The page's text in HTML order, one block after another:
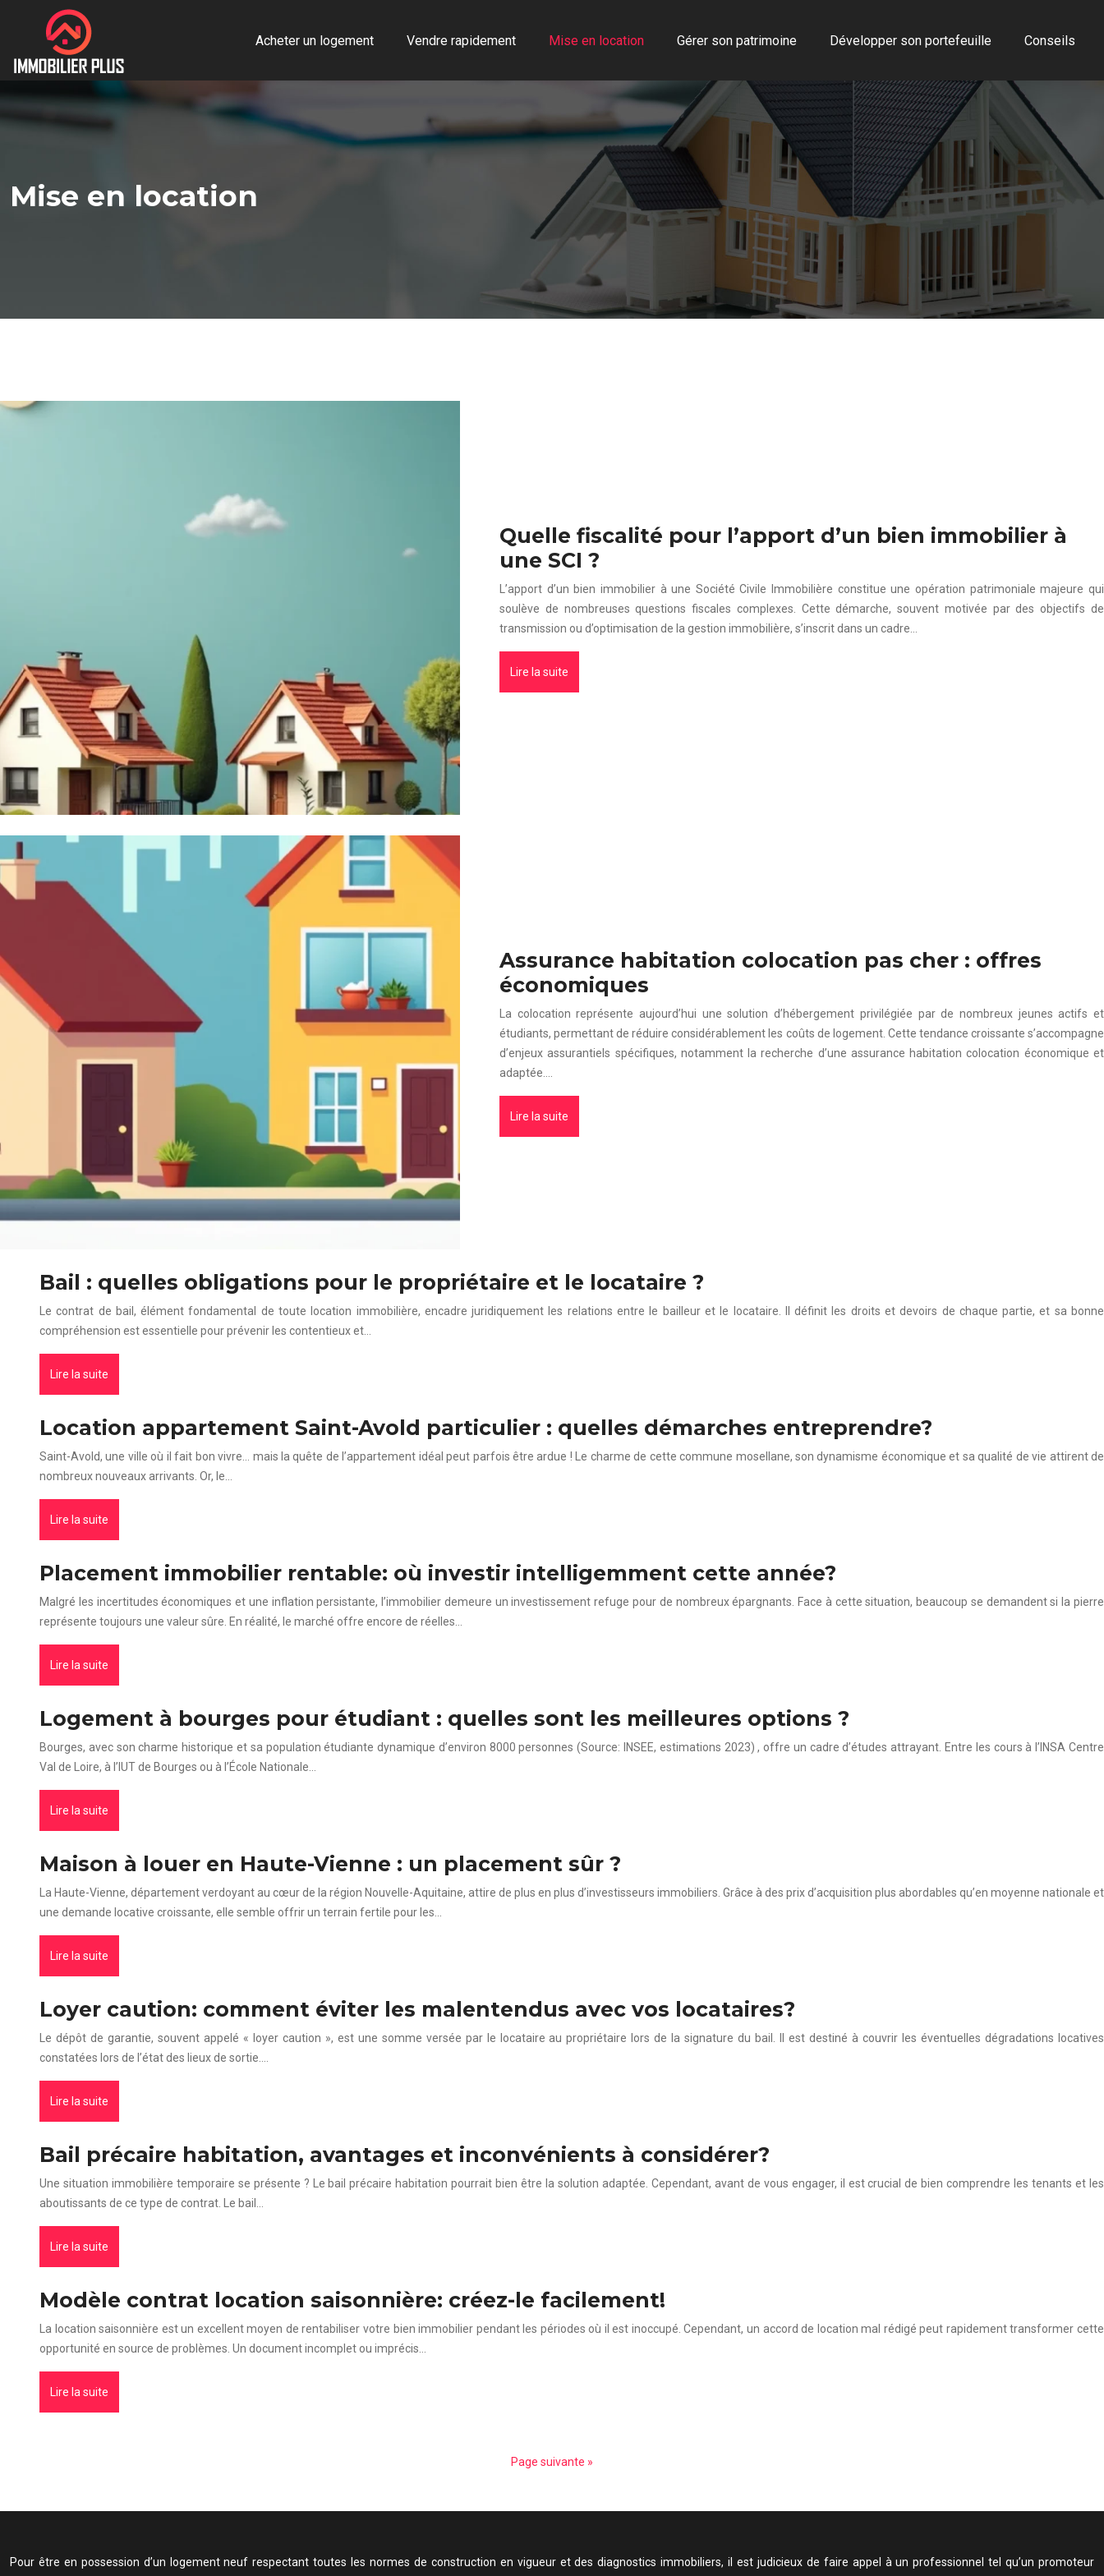
Acheter un logement Vendre rapidement Mise en location Gérer son patrimoine Développer son portefeuille Conseils
Mise en location
Quelle fiscalité pour l’apport d’un bien immobilier à
une SCI ?
L’apport d’un bien immobilier à une Société Civile Immobilière constitue une opération patrimoniale majeure qui
soulève de nombreuses questions fiscales complexes. Cette démarche, souvent motivée par des objectifs de
transmission ou d’optimisation de la gestion immobilière, s’inscrit dans un cadre…
Lire la suite
Assurance habitation colocation pas cher : offres
économiques
La colocation représente aujourd’hui une solution d’hébergement privilégiée par de nombreux jeunes actifs et
étudiants, permettant de réduire considérablement les coûts de logement. Cette tendance croissante s’accompagne
d’enjeux assurantiels spécifiques, notamment la recherche d’une assurance habitation colocation économique et
adaptée….
Lire la suite
Bail : quelles obligations pour le propriétaire et le locataire ?
Le contrat de bail, élément fondamental de toute location immobilière, encadre juridiquement les relations entre le bailleur et le locataire. Il définit les droits et devoirs de chaque partie, et sa bonne
compréhension est essentielle pour prévenir les contentieux et…
Lire la suite
Location appartement Saint-Avold particulier : quelles démarches entreprendre?
Saint-Avold, une ville où il fait bon vivre… mais la quête de l’appartement idéal peut parfois être ardue ! Le charme de cette commune mosellane, son dynamisme économique et sa qualité de vie attirent de
nombreux nouveaux arrivants. Or, le…
Lire la suite
Placement immobilier rentable: où investir intelligemment cette année?
Malgré les incertitudes économiques et une inflation persistante, l’immobilier demeure un investissement refuge pour de nombreux épargnants. Face à cette situation, beaucoup se demandent si la pierre
représente toujours une valeur sûre. En réalité, le marché offre encore de réelles…
Lire la suite
Logement à bourges pour étudiant : quelles sont les meilleures options ?
Bourges, avec son charme historique et sa population étudiante dynamique d’environ 8000 personnes (Source: INSEE, estimations 2023) , offre un cadre d’études attrayant. Entre les cours à l’INSA Centre
Val de Loire, à l’IUT de Bourges ou à l’École Nationale…
Lire la suite
Maison à louer en Haute-Vienne : un placement sûr ?
La Haute-Vienne, département verdoyant au cœur de la région Nouvelle-Aquitaine, attire de plus en plus d’investisseurs immobiliers. Grâce à des prix d’acquisition plus abordables qu’en moyenne nationale et
une demande locative croissante, elle semble offrir un terrain fertile pour les…
Lire la suite
Loyer caution: comment éviter les malentendus avec vos locataires?
Le dépôt de garantie, souvent appelé « loyer caution », est une somme versée par le locataire au propriétaire lors de la signature du bail. Il est destiné à couvrir les éventuelles dégradations locatives
constatées lors de l’état des lieux de sortie….
Lire la suite
Bail précaire habitation, avantages et inconvénients à considérer?
Une situation immobilière temporaire se présente ? Le bail précaire habitation pourrait bien être la solution adaptée. Cependant, avant de vous engager, il est crucial de bien comprendre les tenants et les
aboutissants de ce type de contrat. Le bail…
Lire la suite
Modèle contrat location saisonnière: créez-le facilement!
La location saisonnière est un excellent moyen de rentabiliser votre bien immobilier pendant les périodes où il est inoccupé. Cependant, un accord de location mal rédigé peut rapidement transformer cette
opportunité en source de problèmes. Un document incomplet ou imprécis…
Lire la suite
Page suivante »
Pour être en possession d’un logement neuf respectant toutes les normes de construction en vigueur et des diagnostics immobiliers, il est judicieux de faire appel à un professionnel tel qu’un promoteur